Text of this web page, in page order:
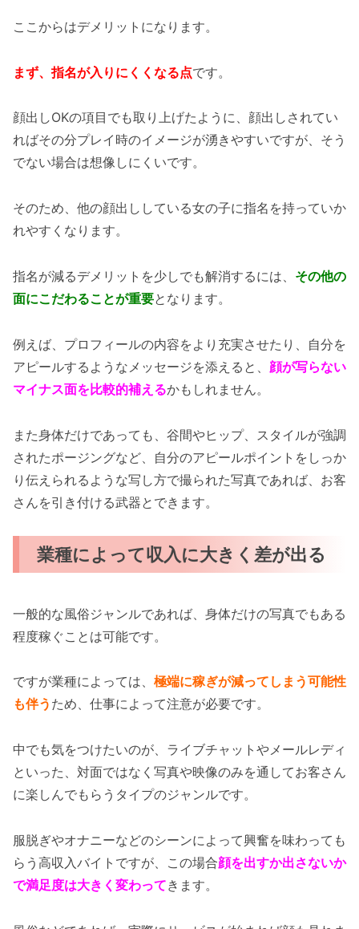
ここからはデメリットになります。
まず、指名が入りにくくなる点です。
顔出しOKの項目でも取り上げたように、顔出しされてい
ればその分プレイ時のイメージが湧きやすいですが、そう
でない場合は想像しにくいです。
そのため、他の顔出ししている女の子に指名を持っていか
れやすくなります。
指名が減るデメリットを少しでも解消するには、 その他の
面にこだわることが重要となります。
例えば、プロフィールの内容をより充実させたり、自分を
アピールするようなメッセージを添えると、 顔が写らない
マイナス面を比較的補えるかもしれません。
また身体だけであっても、谷間やヒップ、スタイルが強調
されたポージングなど、自分のアピールポイントをしっか
り伝えられるような写し方で撮られた写真であれば、お客
さんを引き付ける武器とできます。
業種によって収入に大きく差が出る
一般的な風俗ジャンルであれば、身体だけの写真でもある
程度稼ぐことは可能です。
ですが業種によっては、 極端に稼ぎが減ってしまう可能性
も伴う ため、仕事によって注意が必要です。
中でも気をつけたいのが、ライブチャットやメールレディ
といった、対面ではなく写真や映像のみを通してお客さん
に楽しんでもらうタイプのジャンルです。
服脱ぎやオナニーなどのシーンによって興奮を味わっても
らう高収入バイトですが、この場合顔を出すか出さないか
で満足度は大きく変わってきます。